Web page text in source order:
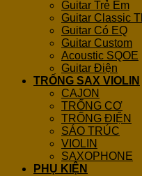
Guitar Trẻ Em
Guitar Classic
Guitar Có EQ
Guitar Custom
Acoustic SQOE
Guitar Điện
TRỐNG SAX VIOLIN
CAJON
TRỐNG CƠ
TRỐNG ĐIỆN
SÁO TRÚC
VIOLIN
SAXOPHONE
PHỤ KIỆN